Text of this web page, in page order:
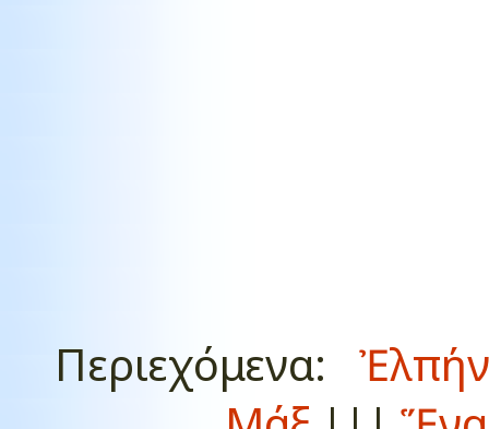
Περιεχόμενα: